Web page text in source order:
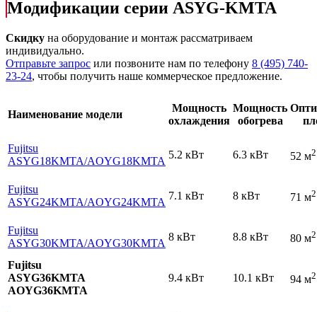
Модификации серии ASYG-KMTA
Скидку на оборудование и монтаж рассматриваем
индивидуально.
Отправьте запрос или позвоните нам по телефону 8 (495) 740-
23-24, чтобы получить наше коммерческое предложение.
Наименование модели
Мощность
охлаждения
Мощность
обогрева
Fujitsu
ASYG18KMTA/AOYG18KMTA
5.2 кВт 6.3 кВт 52 м2
Fujitsu
ASYG24KMTA/AOYG24KMTA
7.1 кВт 8 кВт 71 м2
Fujitsu
ASYG30KMTA/AOYG30KMTA
8 кВт 8.8 кВт 80 м2
Fujitsu
ASYG36KMTA
AOYG36KMTA
9.4 кВт 10.1 кВт 94 м2